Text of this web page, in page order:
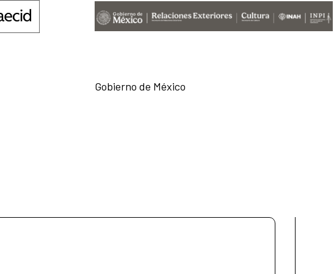
Gobierno de México